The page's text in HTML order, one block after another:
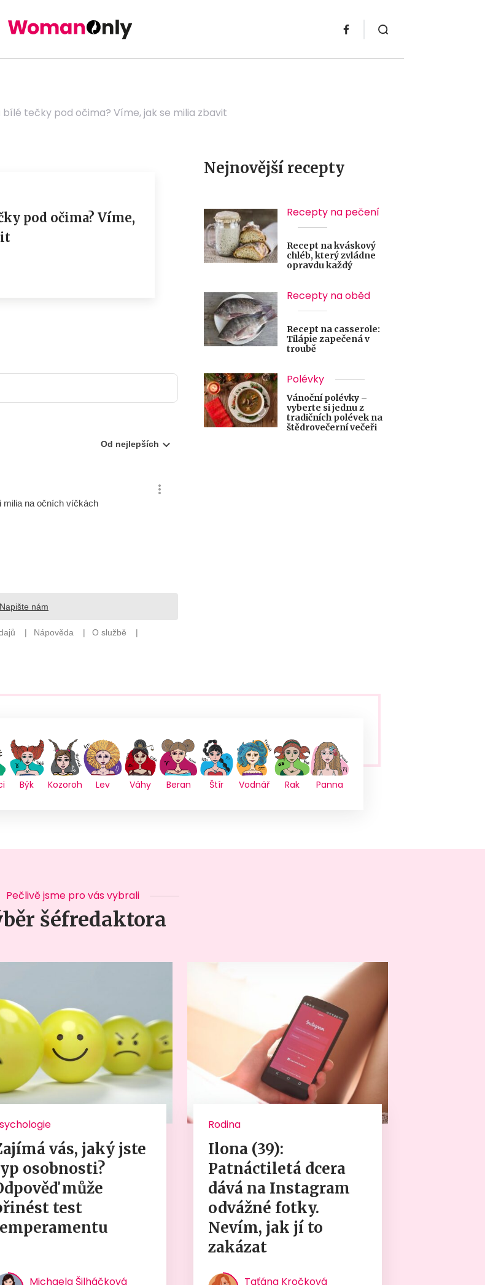
tečky pod očima? Víme, jak se milia zbavit
Nejnovější recepty
Recepty na pečení
Recept na kváskový
chléb, který zvládne
opravdu každý
Recepty na oběd
Recept na casserole:
Tilápie zapečená v
troubě
Polévky
Vánoční polévky –
vyberte si jednu z
tradičních polévek na
štědrovečerní večeři
Býk Kozoroh Lev Váhy Beran Štír Vodnář Rak Panna
Pečlivě jsme pro vás vybrali
šéfredaktora
vás, jaký jste
osobnosti?
může
test
Michaela Šilháčková
Rodina
Ilona (39):
Patnáctiletá dcera
dává na Instagram
odvážné fotky.
Nevím, jak jí to
zakázat
Taťána Kročková